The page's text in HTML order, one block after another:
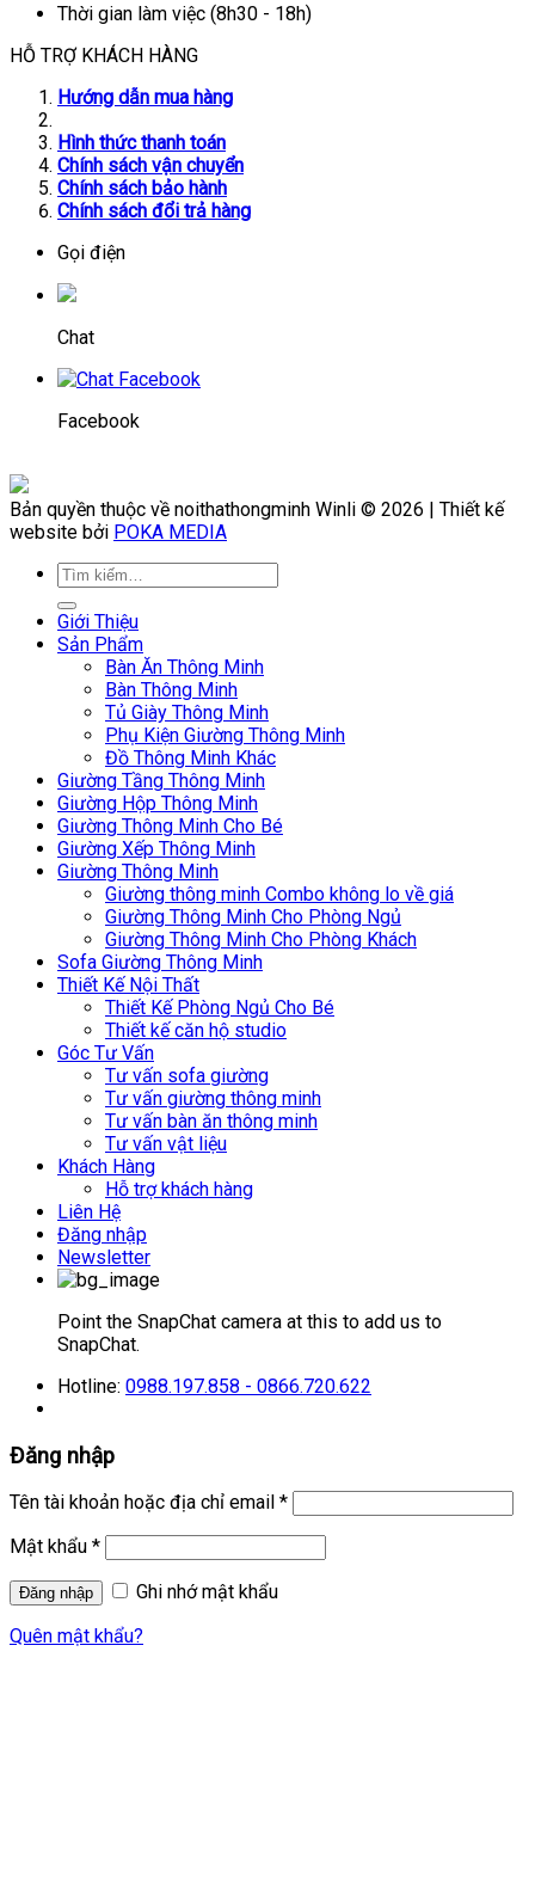
Thời gian làm việc (8h30 - 18h)
HỖ TRỢ KHÁCH HÀNG
Hướng dẫn mua hàng
Hình thức thanh toán
Chính sách vận chuyển
Chính sách bảo hành
Chính sách đổi trả hàng
Gọi điện
Chat
Facebook
Bản quyền thuộc về noithathongminh Winli © 2026 | Thiết kế
website bởi POKA MEDIA
Giới Thiệu
Sản Phẩm
Bàn Ăn Thông Minh
Bàn Thông Minh
Tủ Giày Thông Minh
Phụ Kiện Giường Thông Minh
Đồ Thông Minh Khác
Giường Tầng Thông Minh
Giường Hộp Thông Minh
Giường Thông Minh Cho Bé
Giường Xếp Thông Minh
Giường Thông Minh
Giường thông minh Combo không lo về giá
Giường Thông Minh Cho Phòng Ngủ
Giường Thông Minh Cho Phòng Khách
Sofa Giường Thông Minh
Thiết Kế Nội Thất
Thiết Kế Phòng Ngủ Cho Bé
Thiết kế căn hộ studio
Góc Tư Vấn
Tư vấn sofa giường
Tư vấn giường thông minh
Tư vấn bàn ăn thông minh
Tư vấn vật liệu
Khách Hàng
Hỗ trợ khách hàng
Liên Hệ
Đăng nhập
Newsletter
Point the SnapChat camera at this to add us to
SnapChat.
Hotline: 0988.197.858 - 0866.720.622
Đăng nhập
Tên tài khoản hoặc địa chỉ email *
Mật khẩu *
Ghi nhớ mật khẩu
Quên mật khẩu?